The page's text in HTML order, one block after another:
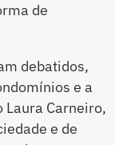
de
debatidos,
e a
Carneiro,
e de